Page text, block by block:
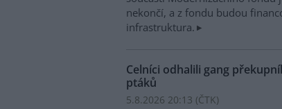
nekončí, a z fondu budou
infrastruktura.
Celníci odhalili gang
ptáků
5.8.2026 20:13 (ČTK)